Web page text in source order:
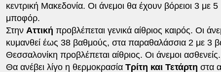
κεντρική Μακεδονία. Οι άνεμοι θα έχουν βόρειοι 3 με 5
μποφόρ.
Στην Αττική προβλέπεται γενικά αίθριος καιρός. Οι
κυμανθεί έως 38 βαθμούς, στα παραθαλάσσια 2 με 3
Θεσσαλονίκη προβλέπεται αίθριος. Οι άνεμοι
Θα ανέβει λίγο η θερμοκρασία Τρίτη και Τετάρτη στα